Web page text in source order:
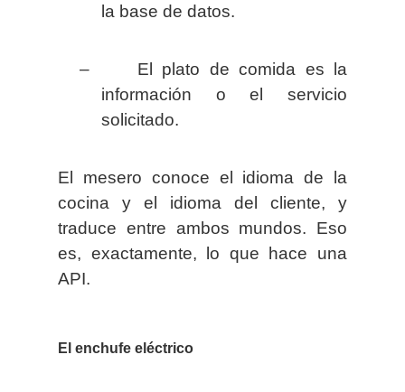
la base de datos.
–
El plato de comida es la
información o el servicio
solicitado.
El mesero conoce el idioma de la
cocina y el idioma del cliente, y
traduce entre ambos mundos. Eso
es, exactamente, lo que hace una
API.
El enchufe eléctrico